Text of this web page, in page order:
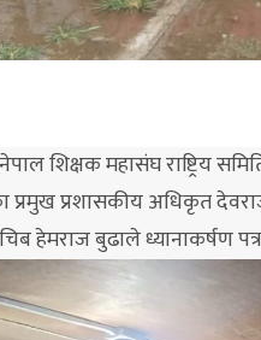
शिक्षक महासंघ राष्ट्रिय
प्रमुख प्रशासकीय अधिकृत
हेमराज बुढाले ध्यानाकर्षण